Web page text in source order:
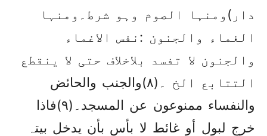
دار)ومنہا الصوم وہو شرط۔ومنہا
الغماء والجنون :نفس الاغماء
والجنون لا تفسد بلاخلاف حتی لا ینقطع
التتابع الخ ۔(٨)والجنب والحائض
والنفساء ممنوعون عن المسجد۔(٩)فاذا
خرج لبول أو غائط لا بأس بأن یدخل بیتہ